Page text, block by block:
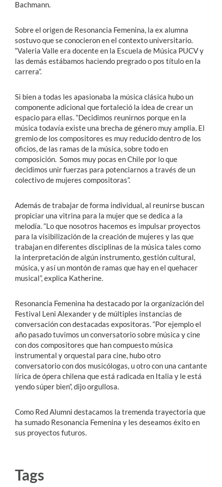
Bachmann.
Sobre el origen de Resonancia Femenina, la ex alumna
sostuvo que se conocieron en el contexto universitario.
“Valeria Valle era docente en la Escuela de Música PUCV y
las demás estábamos haciendo pregrado o pos título en la
carrera”.
Si bien a todas les apasionaba la música clásica hubo un
componente adicional que fortaleció la idea de crear un
espacio para ellas. “Decidimos reunirnos porque en la
música todavía existe una brecha de género muy amplia. El
gremio de los compositores es muy reducido dentro de los
oficios, de las ramas de la música, sobre todo en
composición. Somos muy pocas en Chile por lo que
decidimos unir fuerzas para potenciarnos a través de un
colectivo de mujeres compositoras”.
Además de trabajar de forma individual, al reunirse buscan
propiciar una vitrina para la mujer que se dedica a la
melodía. “Lo que nosotros hacemos es impulsar proyectos
para la visibilización de la creación de mujeres y las que
trabajan en diferentes disciplinas de la música tales como
la interpretación de algún instrumento, gestión cultural,
música, y así un montón de ramas que hay en el quehacer
musical”, explica Katherine.
Resonancia Femenina ha destacado por la organización del
Festival Leni Alexander y de múltiples instancias de
conversación con destacadas expositoras. “Por ejemplo el
año pasado tuvimos un conversatorio sobre música y cine
con dos compositores que han compuesto música
instrumental y orquestal para cine, hubo otro
conversatorio con dos musicólogas, u otro con una cantante
lírica de ópera chilena que está radicada en Italia y le está
yendo súper bien”, dijo orgullosa.
Como Red Alumni destacamos la tremenda trayectoria que
ha sumado Resonancia Femenina y les deseamos éxito en
sus proyectos futuros.
Tags